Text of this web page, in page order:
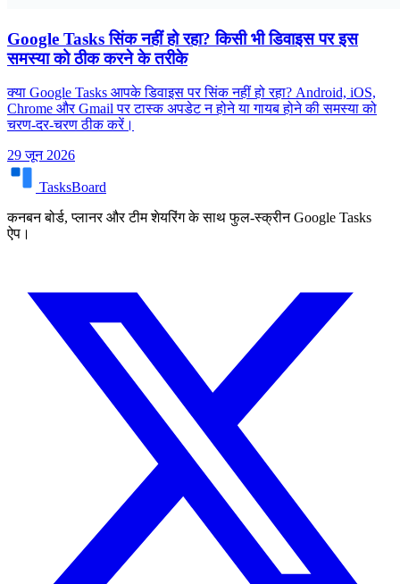
Google Tasks सिंक नहीं हो रहा? किसी भी डिवाइस पर इस
समस्या को ठीक करने के तरीके
क्या Google Tasks आपके डिवाइस पर सिंक नहीं हो रहा? Android, iOS,
Chrome और Gmail पर टास्क अपडेट न होने या गायब होने की समस्या को
चरण-दर-चरण ठीक करें।
29 जून 2026
TasksBoard
कनबन बोर्ड, प्लानर और टीम शेयरिंग के साथ फुल-स्क्रीन Google Tasks
ऐप।